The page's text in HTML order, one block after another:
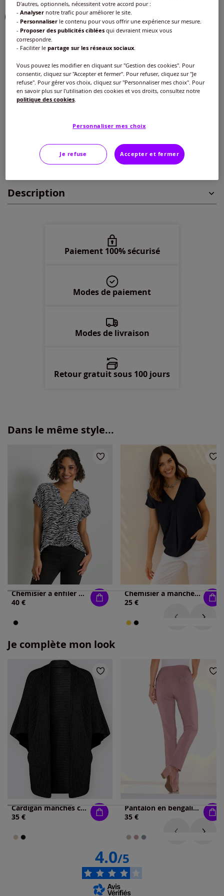
Taille :
40 -En stock
En stock
48 -épuisé
Guide des tailles
30€
Ajouter au panier
Caractéristiques
Description
Paiement 100% sécurisé
Modes de paiement
Modes de livraison
Retour gratuit sous 100 jours
Dans le même style...
Chemisier à enfiler pure viscose
40 €
Chemisier à manches courtes mancherons tendance
25 €
Je complète mon look
Cardigan manches courtes oversize
35 €
Pantalon en bengaline application papillon
35 €
4.0/5
D'autres, optionnels, nécessitent votre accord pour :
-Analyser notre trafic pour améliorer le site.
- Personnaliser le contenu pour vous offrir une expérience sur mesure.
- Proposer des publicités ciblées qui devraient mieux vous
correspondre.
- Faciliter lepartage sur les réseaux sociaux.
Vous pouvez les modifier en cliquant sur "Gestion des cookies". Pour
consentir, cliquez sur "Accepter et fermer". Pour refuser, cliquez sur "Je
refuse". Pour gérer vos choix, cliquez sur "Personnaliser mes choix". Pour
en savoir plus sur l'utilisation des cookies et vos droits, consultez notre
politique des cookies.
Personnaliser mes choix
Je refuse Accepter et fermer